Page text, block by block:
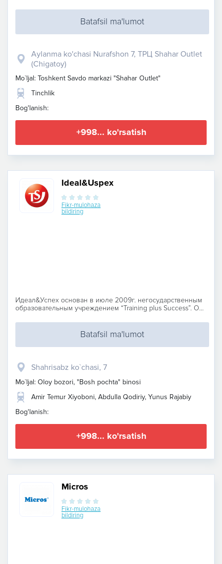
Batafsil ma'lumot
Aylanma ko'chasi Nurafshon 7, ТРЦ Shahar Outlet
(Chigatoy)
Mo`ljal: Toshkent Savdo markazi "Shahar Outlet"
Tinchlik
Bog'lanish:
+998... ko'rsatish
Ideal&Uspex
Fikr-mulohaza
bildiring
Идеал&Успех основан в июле 2009г. негосударственным
образовательным учреждением “Training plus Success”. О...
Batafsil ma'lumot
Shahrisabz ko`chasi, 7
Mo`ljal: Oloy bozori, "Bosh pochta" binosi
Amir Temur Xiyoboni, Abdulla Qodiriy, Yunus Rajabiy
Bog'lanish:
+998... ko'rsatish
Micros
Fikr-mulohaza
bildiring